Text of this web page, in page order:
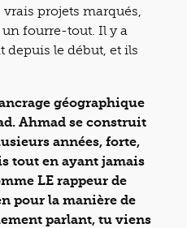
projets marqués,
un fourre-tout. Il y a
depuis le début, et ils
géographique
Ahmad se construit
années, forte,
tout en ayant jamais
LE rappeur de
pour la manière de
parlant, tu viens